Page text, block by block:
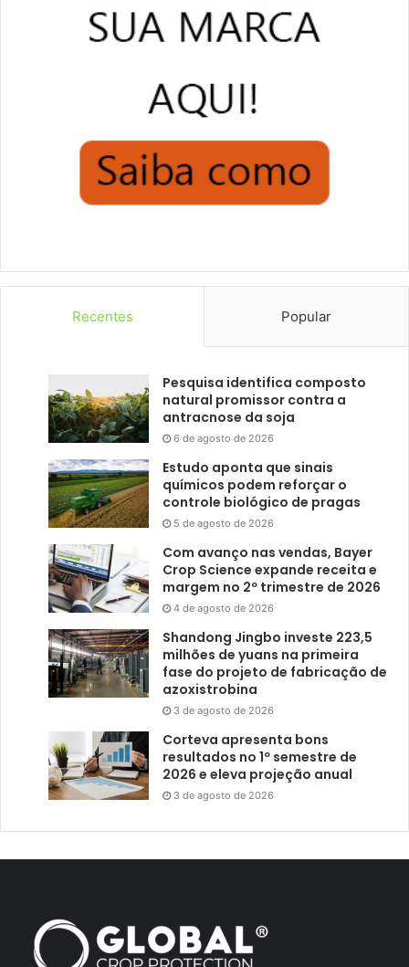
Recentes Popular
Pesquisa identifica composto
natural promissor contra a
antracnose da soja
6 de agosto de 2026
Estudo aponta que sinais
químicos podem reforçar o
controle biológico de pragas
5 de agosto de 2026
Com avanço nas vendas, Bayer
Crop Science expande receita e
margem no 2º trimestre de 2026
4 de agosto de 2026
Shandong Jingbo investe 223,5
milhões de yuans na primeira
fase do projeto de fabricação de
azoxistrobina
3 de agosto de 2026
Corteva apresenta bons
resultados no 1º semestre de
2026 e eleva projeção anual
3 de agosto de 2026